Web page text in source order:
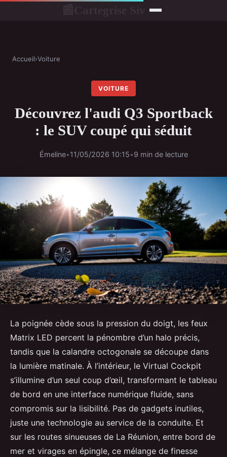
Accueil›Voiture
VOITURE
Découvrez l'audi Q3 Sportback
: le SUV coupé qui séduit
Émeline•11/05/2026 10:15•9 min de lecture
La poignée cède sous la pression du doigt, les feux
Matrix LED percent la pénombre d’un halo précis,
tandis que la calandre octogonale se découpe dans
la lumière matinale. À l’intérieur, le Virtual Cockpit
s’illumine d’un seul coup d’œil, transformant le tableau
de bord en une interface numérique fluide, sans
compromis sur la lisibilité. Pas de gadgets inutiles,
juste une technologie au service de la conduite. Et
sur les routes sinueuses de La Réunion, entre bord de
mer et virages en épingle, ce mélange de finesse